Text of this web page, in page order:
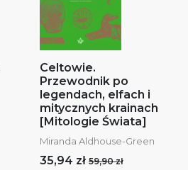
Celtowie.
Przewodnik po
legendach, elfach i
mitycznych krainach
[Mitologie Świata]
Miranda Aldhouse-Green
35,94 zł 59,90 zł